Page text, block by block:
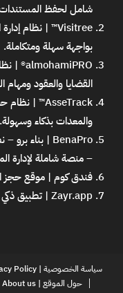
شامل لحفظ المستندات
Visitree™ | نظام إدارة الزوار الذكي
بواجهة سهلة ومتكاملة.
almohamiPRO® | نظام إدارة الشؤون القانونية
القضايا والعقود ومهام
AsseTrack™ | نظام حصر وإدارة الأصول الثابتة
والمعدات بذكاء وسهولة.
BenaPro | بناء برو – نظام مجاني لإدارة شركات المقاولات والمشاريع
– منصة شاملة لإدارة
فندق كوم | موقع حجز
Zayr.app | تطبيق ذكي لإدارة المواعيد والخدمات
سياسة الخصوصية | Privacy Policy
حول الموقع | About us